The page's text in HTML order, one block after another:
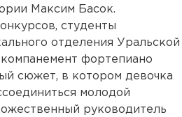
Максим Басок.
студенты
отделения Уральской
фортепиано
сюжет, в котором девочка
молодой
руководитель